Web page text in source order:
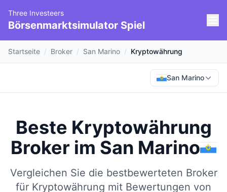
Three Investeers
Börsenmarktsimulator Spiel
Startseite / Broker / San Marino / Kryptowährung
San Marino
Beste Kryptowährung
Broker im San Marino
Vergleichen Sie die bestbewerteten Broker
für Kryptowährung mit Bewertungen von